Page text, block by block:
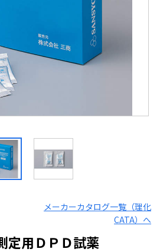
メーカーカタログ一覧（理化
CATA）へ
用ＤＰＤ試薬